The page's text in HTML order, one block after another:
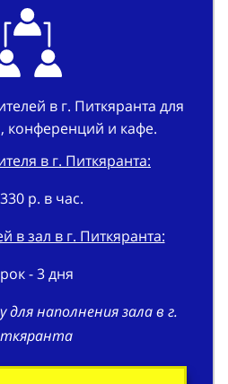
в г. Питкяранта для
конференций и кафе.
в г. Питкяранта:
р. в час.
в зал в г. Питкяранта:
- 3 дня
для наполнения зала в г.